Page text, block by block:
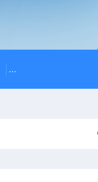
MPE-P1微流控制备仪